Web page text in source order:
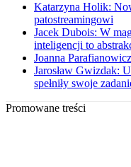
Katarzyna Holik:
patostreamingowi
Jacek Dubois: W
inteligencji to
Joanna
Jarosław Gwizdak:
spełniły swoje
Promowane treści